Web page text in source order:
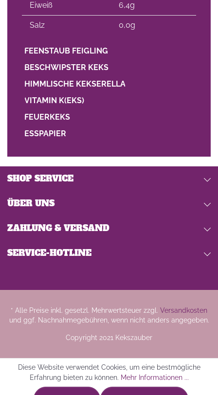
Eiweiß 6,4g
Salz 0,0g
FEENSTAUB FEIGLING
BESCHWIPSTER KEKS
HIMMLISCHE KEKSERELLA
VITAMIN K(EKS)
FEUERKEKS
ESSPAPIER
SERVICE-HOTLINE
SHOP SERVICE
ÜBER UNS
ZAHLUNG & VERSAND
* Alle Preise inkl. gesetzl. Mehrwertsteuer zzgl. Versandkosten
und ggf. Nachnahmegebühren, wenn nicht anders angegeben.
Copyright 2021 Kekszauber
Diese Website verwendet Cookies, um eine bestmögliche
Erfahrung bieten zu können. Mehr Informationen ...